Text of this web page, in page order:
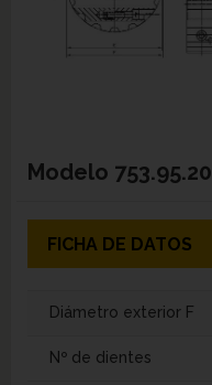
Modelo 753.95.20
FICHA DE DATOS
Diámetro exterior F
Nº de dientes